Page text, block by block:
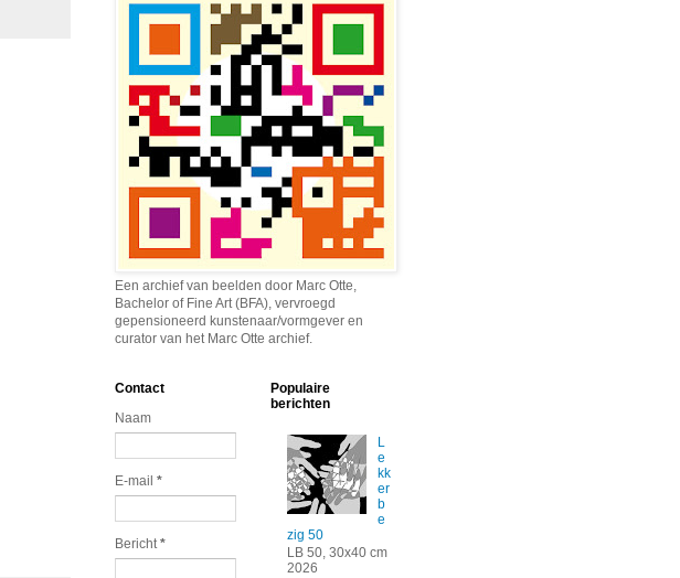
Een archief van beelden door Marc Otte,
Bachelor of Fine Art (BFA), vervroegd
gepensioneerd kunstenaar/vormgever en
curator van het Marc Otte archief.
Contact
Naam
E-mail *
Bericht*
Populaire
berichten
L
e
kk
er
b
e
zig 50
LB 50, 30x40 cm
2026